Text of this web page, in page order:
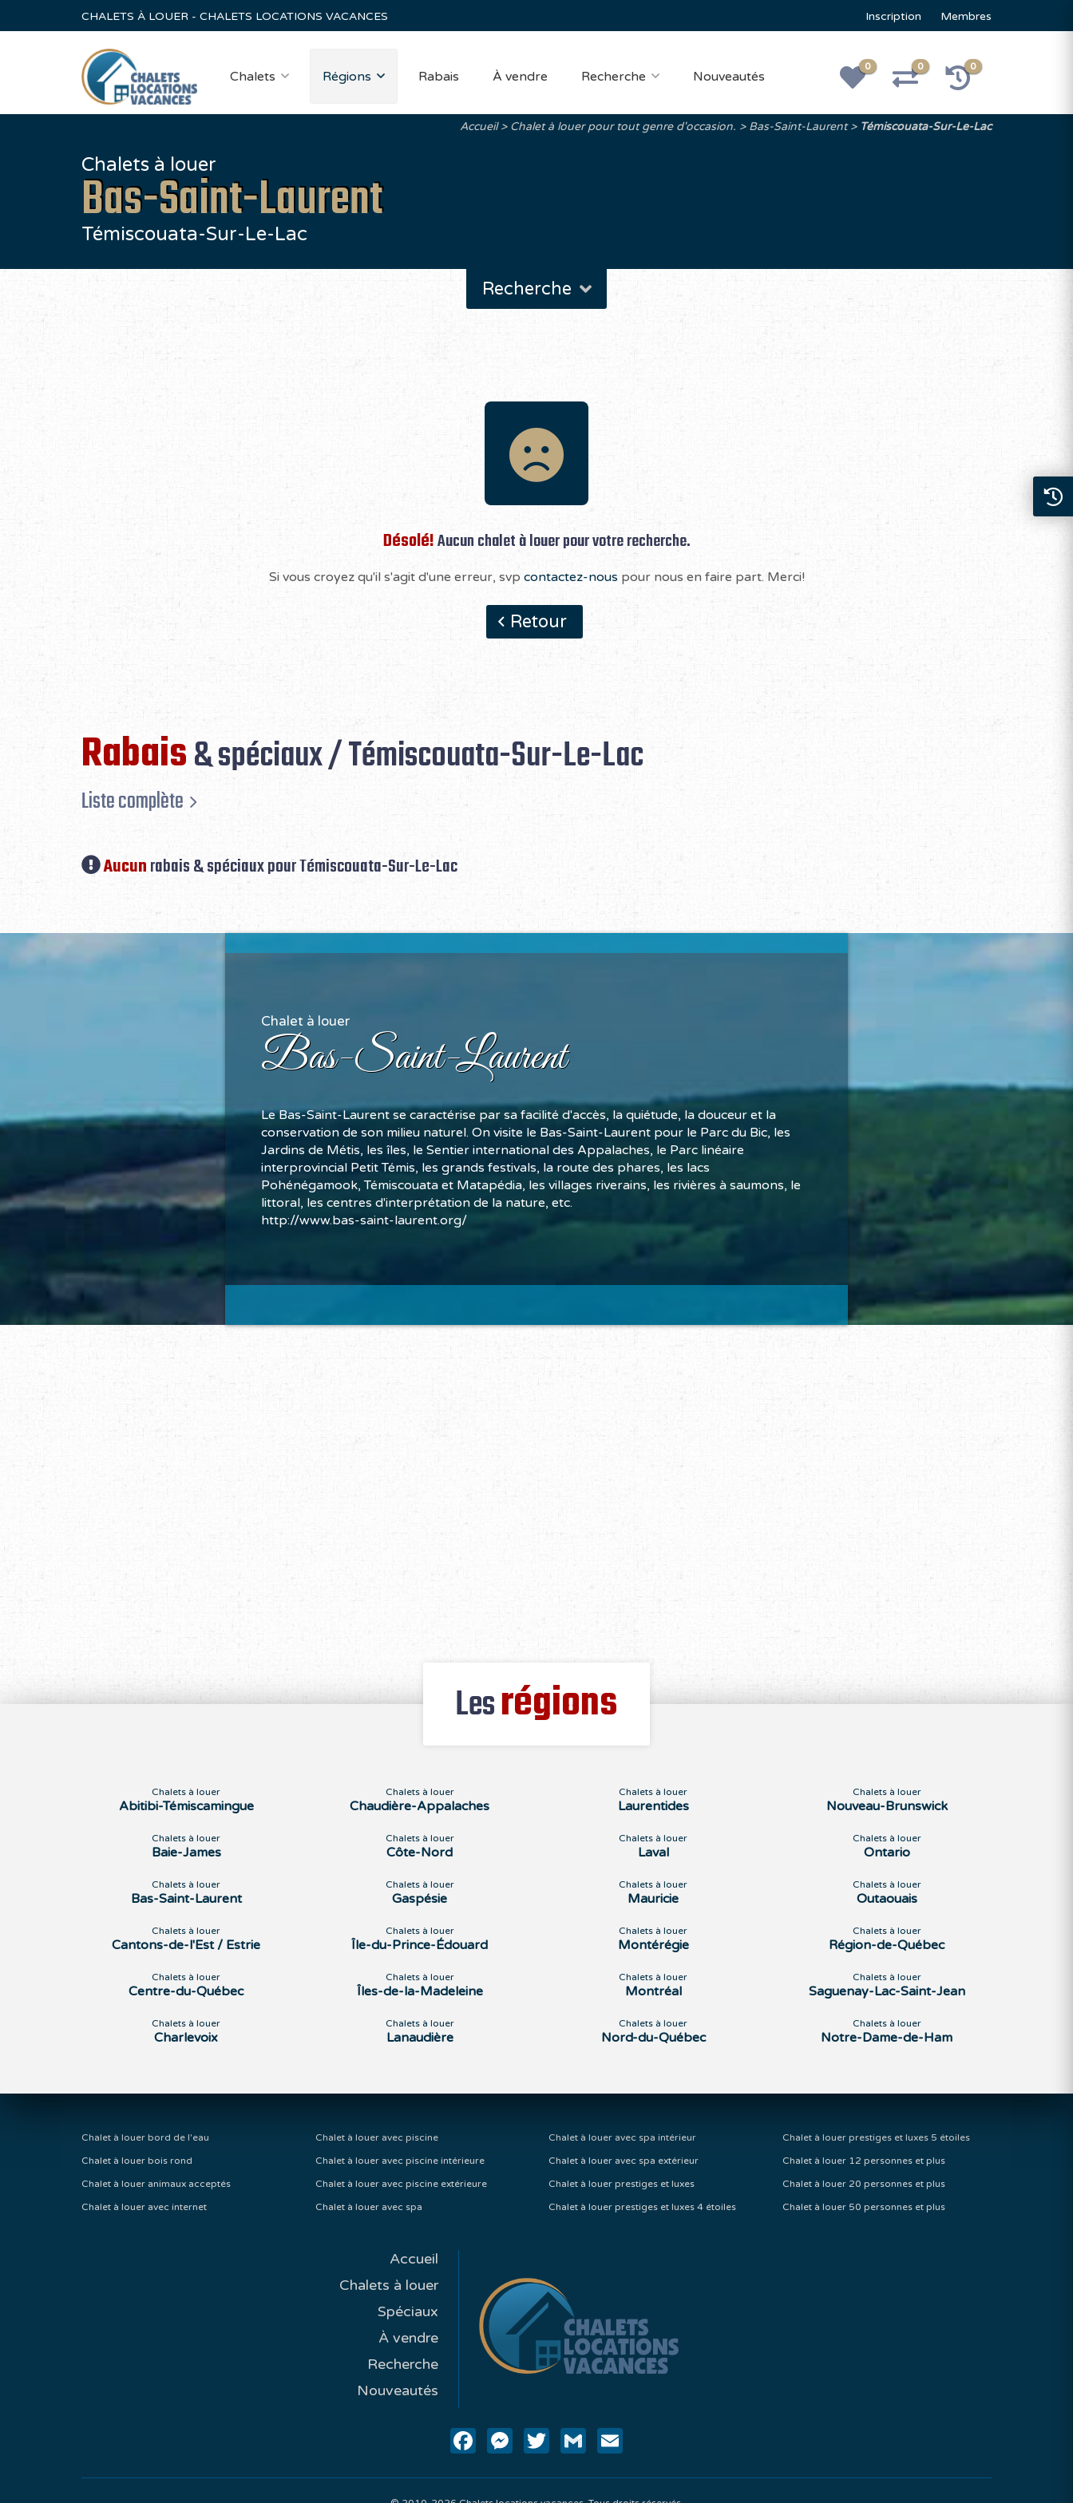
CHALETS À LOUER - CHALETS LOCATIONS VACANCES Inscription Membres
Chalets Régions Rabais À vendre Recherche Nouveautés
0 0 0
Accueil Chalet à louer pour tout genre d'occasion. Bas-Saint-Laurent Témiscouata-Sur-Le-Lac
Chalets à louer
Bas-Saint-Laurent
Témiscouata-Sur-Le-Lac
Recherche
Désolé!Aucun chalet à louer pour votre recherche.
Si vous croyez qu'il s'agit d'une erreur, svp contactez-nous pour nous en faire part. Merci!
Retour
Rabais& spéciaux / Témiscouata-Sur-Le-Lac
Liste complète
Aucunrabais & spéciaux pour Témiscouata-Sur-Le-Lac
Chalet à louer
Bas-Saint-Laurent
Le Bas-Saint-Laurent se caractérise par sa facilité d'accès, la quiétude, la douceur et la
conservation de son milieu naturel. On visite le Bas-Saint-Laurent pour le Parc du Bic, les
Jardins de Métis, les îles, le Sentier international des Appalaches, le Parc linéaire
interprovincial Petit Témis, les grands festivals, la route des phares, les lacs
Pohénégamook, Témiscouata et Matapédia, les villages riverains, les rivières à saumons, le
littoral, les centres d'interprétation de la nature, etc.
http://www.bas-saint-laurent.org/
Lesrégions
Chalets à louer
Abitibi-Témiscamingue
Chalets à louer
Baie-James
Chalets à louer
Bas-Saint-Laurent
Chalets à louer
Cantons-de-l'Est / Estrie
Chalets à louer
Centre-du-Québec
Chalets à louer
Charlevoix
Chalets à louer
Chaudière-Appalaches
Chalets à louer
Côte-Nord
Chalets à louer
Gaspésie
Chalets à louer
Île-du-Prince-Édouard
Chalets à louer
Îles-de-la-Madeleine
Chalets à louer
Lanaudière
Chalets à louer
Laurentides
Chalets à louer
Laval
Chalets à louer
Mauricie
Chalets à louer
Montérégie
Chalets à louer
Montréal
Chalets à louer
Nord-du-Québec
Chalets à louer
Nouveau-Brunswick
Chalets à louer
Ontario
Chalets à louer
Outaouais
Chalets à louer
Région-de-Québec
Chalets à louer
Saguenay-Lac-Saint-Jean
Chalets à louer
Notre-Dame-de-Ham
Chalet à louer bord de l'eau
Chalet à louer bois rond
Chalet à louer animaux acceptés
Chalet à louer avec internet
Chalet à louer avec piscine
Chalet à louer avec piscine intérieure
Chalet à louer avec piscine extérieure
Chalet à louer avec spa
Chalet à louer avec spa intérieur
Chalet à louer avec spa extérieur
Chalet à louer prestiges et luxes
Chalet à louer prestiges et luxes 4 étoiles
Chalet à louer prestiges et luxes 5 étoiles
Chalet à louer 12 personnes et plus
Chalet à louer 20 personnes et plus
Chalet à louer 50 personnes et plus
Accueil
Chalets à louer
Spéciaux
À vendre
Recherche
Nouveautés
FacebookMessenger
Twitter Gmail